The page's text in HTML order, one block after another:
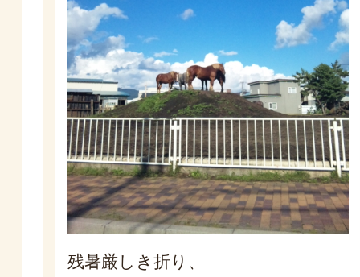
残暑厳しき折り、